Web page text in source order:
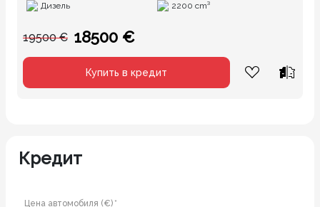
Дизель 2200 cm³
19500 € 18500 €
Купить в кредит
Кредит
Цена автомобиля (€) *